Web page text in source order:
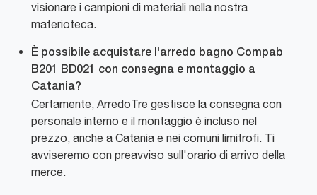
visionare i campioni di materiali nella nostra
materioteca.
È possibile acquistare l'arredo bagno Compab
B201 BD021 con consegna e montaggio a
Catania?
Certamente, ArredoTre gestisce la consegna con
personale interno e il montaggio è incluso nel
prezzo, anche a Catania e nei comuni limitrofi. Ti
avviseremo con preavviso sull'orario di arrivo della
merce.